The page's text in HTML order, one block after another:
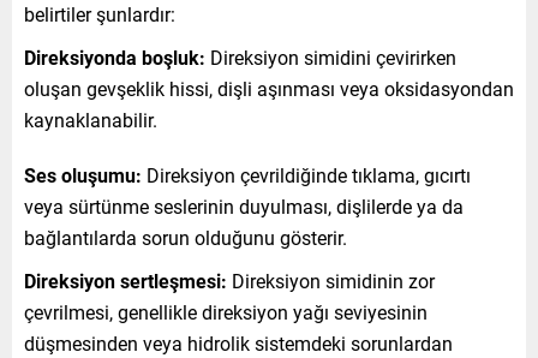
belirtiler şunlardır:
Direksiyonda boşluk: Direksiyon simidini çevirirken
oluşan gevşeklik hissi, dişli aşınması veya oksidasyondan
kaynaklanabilir.
Ses oluşumu: Direksiyon çevrildiğinde tıklama, gıcırtı
veya sürtünme seslerinin duyulması, dişlilerde ya da
bağlantılarda sorun olduğunu gösterir.
Direksiyon sertleşmesi: Direksiyon simidinin zor
çevrilmesi, genellikle direksiyon yağı seviyesinin
düşmesinden veya hidrolik sistemdeki sorunlardan